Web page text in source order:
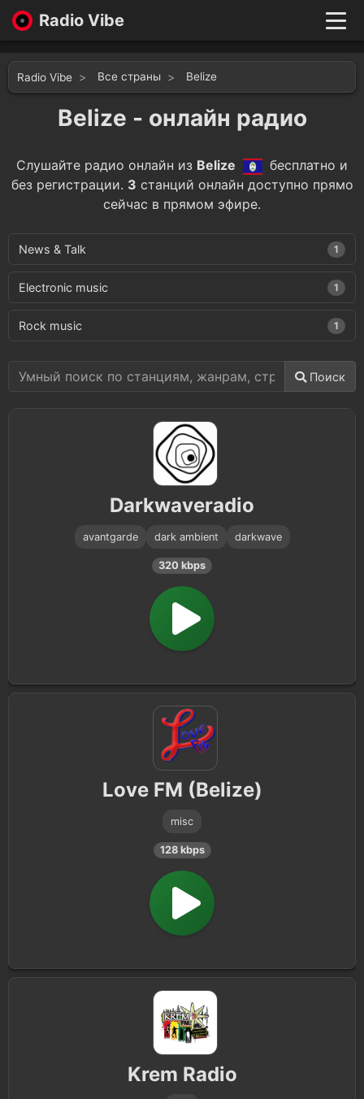
Radio Vibe
New
Genres
Likes
Top 100
Войти
Radio Vibe Все страны Belize
Belize - онлайн радио
Слушайте радио онлайн из Belize
бесплатно и
без регистрации. 3 станций онлайн доступно прямо
сейчас в прямом эфире.
News & Talk 1
Electronic music 1
Rock music 1
Поиск
Darkwaveradio
avantgarde dark ambient darkwave
320 kbps
Love FM (Belize)
misc
128 kbps
Krem Radio